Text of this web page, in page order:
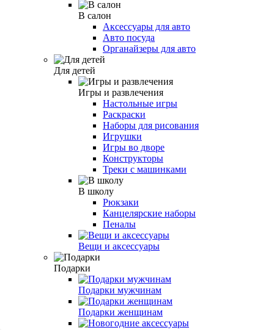
В салон
Аксессуары для авто
Авто посуда
Органайзеры для авто
Для детей
Игры и развлечения
Настольные игры
Раскраски
Наборы для рисования
Игрушки
Игры во дворе
Конструкторы
Треки с машинками
В школу
Рюкзаки
Канцелярские наборы
Пеналы
Вещи и аксессуары
Подарки
Подарки мужчинам
Подарки женщинам